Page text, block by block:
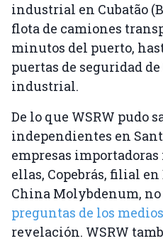
industrial en Cubatão
flota de camiones
minutos del puerto,
puertas de seguridad
industrial.
De lo que WSRW pudo
independientes en
empresas
ellas, Copebrás, filial
China Molybdenum, no
preguntas de los
revelación. WSRW